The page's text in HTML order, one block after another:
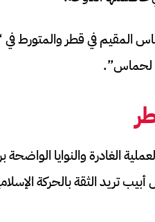
حماس المقيم في قطر والمتورط
لحماس”.
الغادرة والنوايا الواضحة
تريد الثقة بالحركة